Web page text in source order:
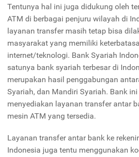
Tentunya hal ini juga didukung oleh
ATM di berbagai penjuru wilayah di
layanan transfer masih tetap bisa
masyarakat yang memiliki
internet/teknologi. Bank Syariah
satunya bank syariah terbesar di
merupakan hasil penggabungan
Syariah, dan Mandiri Syariah. Bank
menyediakan layanan transfer antar
mesin ATM yang tersedia.
Layanan transfer antar bank ke
Indonesia juga tentu menggunakan